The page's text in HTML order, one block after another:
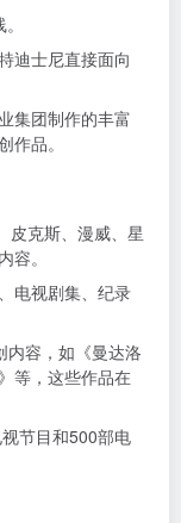
迪士尼直接面向
集团制作的丰富
品。
皮克斯、漫威、星
。
电视剧集、纪录
内容，如《曼达洛
等，这些作品在
节目和500部电